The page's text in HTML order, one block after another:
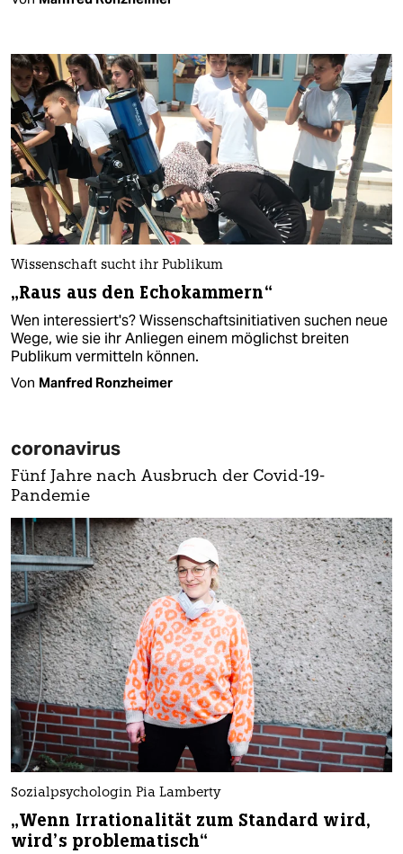
Wissenschaft sucht ihr Publikum
„Raus aus den Echokammern“
Wen interessiert's? Wissenschaftsinitiativen suchen neue
Wege, wie sie ihr Anliegen einem möglichst breiten
Publikum vermitteln können.
Von Manfred Ronzheimer
coronavirus
Fünf Jahre nach Ausbruch der Covid-19-
Pandemie
Sozialpsychologin Pia Lamberty
„Wenn Irrationalität zum Standard wird,
wird’s problematisch“